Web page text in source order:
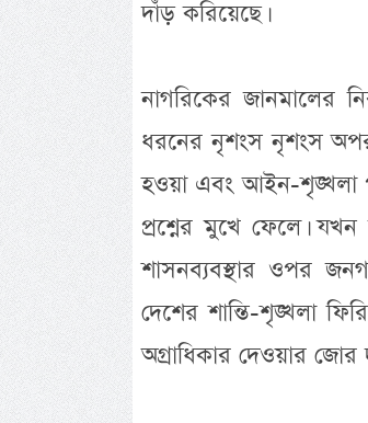
দাঁড় করিয়েছে।
নাগরিকের জানমালের
ধরনের নৃশংস নৃশংস
হওয়া এবং আইন-শৃঙ্খলা
প্রশ্নের মুখে ফেলে।
শাসনব্যবস্থার ওপর
দেশের শান্তি-শৃঙ্খলা
অগ্রাধিকার দেওয়ার জোর